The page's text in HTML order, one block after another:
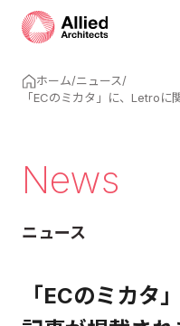
ホーム/ニュース/
「ECのミカタ」に、Letroに
News
ニュース
「ECのミカタ